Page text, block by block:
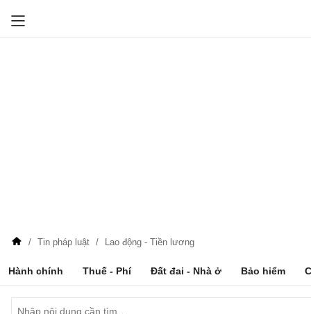
Tin pháp luật Lao động - Tiền lương
Hành chính Thuế - Phí Đất đai - Nhà ở Bảo hiểm